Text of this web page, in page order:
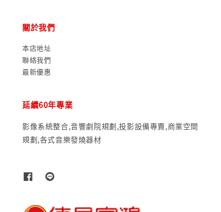
關於我們
本店地址
聯絡我們
最新優惠
延續60年專業
影像系統整合,音響劇院規劃,投影設備專賣,商業空間
規劃,各式音樂發燒器材